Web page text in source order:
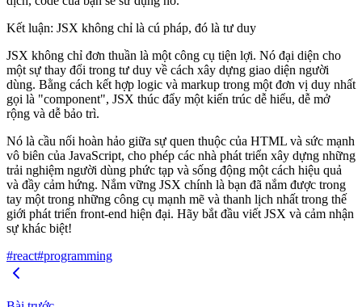
Kết luận: JSX không chỉ là cú pháp, đó là tư duy
JSX không chỉ đơn thuần là một công cụ tiện lợi. Nó đại diện cho
một sự thay đổi trong tư duy về cách xây dựng giao diện người
dùng. Bằng cách kết hợp logic và markup trong một đơn vị duy nhất
gọi là "component", JSX thúc đẩy một kiến trúc dễ hiểu, dễ mở
rộng và dễ bảo trì.
Nó là cầu nối hoàn hảo giữa sự quen thuộc của HTML và sức mạnh
vô biên của JavaScript, cho phép các nhà phát triển xây dựng những
trải nghiệm người dùng phức tạp và sống động một cách hiệu quả
và đầy cảm hứng. Nắm vững JSX chính là bạn đã nắm được trong
tay một trong những công cụ mạnh mẽ và thanh lịch nhất trong thế
giới phát triển front-end hiện đại. Hãy bắt đầu viết JSX và cảm nhận
sự khác biệt!
#react#programming